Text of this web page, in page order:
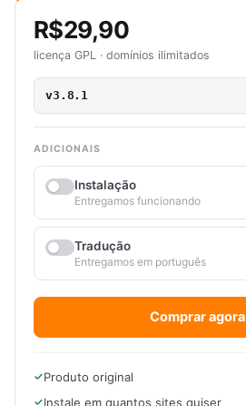
R$29,90
licença GPL · domínios ilimitados
v3.8.1
ADICIONAIS
Instalação
Entregamos funcionando
Tradução
Entregamos em português
Comprar agora
Produto original
Instale em quantos sites quiser